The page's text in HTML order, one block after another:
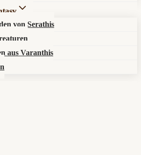
von Serathis
aus Varanthis